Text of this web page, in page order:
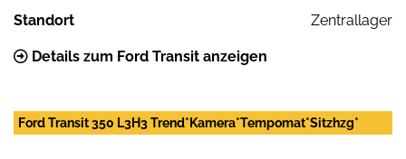
Standort Zentrallager
Details zum Ford Transit anzeigen
Ford Transit 350 L3H3 Trend*Kamera*Tempomat*Sitzhzg*